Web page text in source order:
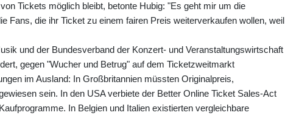
Tickets möglich bleibt, betonte Hubig: "Es geht mir um die
Fans, die ihr Ticket zu einem fairen Preis weiterverkaufen wollen, weil
und der Bundesverband der Konzert- und Veranstaltungswirtschaft
gegen "Wucher und Betrug" auf dem Ticketzweitmarkt
im Ausland: In Großbritannien müssten Originalpreis,
sein. In den USA verbiete der Better Online Ticket Sales-Act
In Belgien und Italien existierten vergleichbare